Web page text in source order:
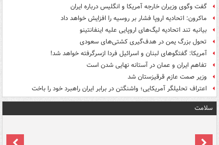
گفت وگوی وزیران خارجه آمریکا و انگلیس درباره ایران
ماکرون: اتحادیه اروپا فشار بر روسیه را افزایش خواهد داد
بیانیه تند اتحادیه لیگ‌های اروپایی علیه اینفانتینو
تحول بزرگ یمن در هدف‌گیری کشتی‌های سعودی
آمریکا: گفتگوهای لبنان و اسرائیل فردا ازسرگرفته خواهد شد!
تفاهم ایران و عمان در آستانه نهایی شدن است
وزیر صمت عازم قرقیزستان شد
اعتراف تحلیلگر آمریکایی؛ واشنگتن در برابر ایران راهبرد خود را باخت
سلامت